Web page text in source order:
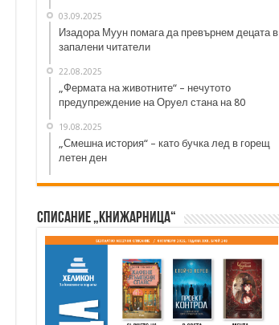
03.09.2025
Изадора Муун помага да превърнем децата в
запалени читатели
22.08.2025
„Фермата на животните“ – нечутото
предупреждение на Оруел стана на 80
19.08.2025
„Смешна история“ – като бучка лед в горещ
летен ден
Списание „Книжарница“